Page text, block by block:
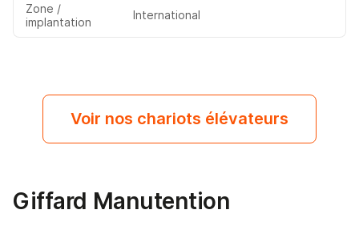
Zone /
implantation
International
Voir nos chariots élévateurs
Giffard Manutention